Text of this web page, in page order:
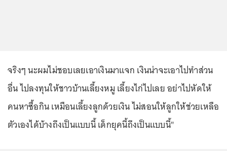
จริงๆ นะผมไม่ชอบเลยเอาเงินมาแจก เงินน่าจะเอาไปทำส่วน
อื่น ไปลงทุนให้ชาวบ้านเลี้ยงหมู เลี้ยงไก่ไปเลย อย่าไปหัดให้
คนหาซื้อกิน เหมือนเลี้ยงลูกด้วยเงิน ไม่สอนให้ลูกให้ช่วยเหลือ
ตัวเองได้บ้างถึงเป็นแบบนี้ เด็กยุคนี้ถึงเป็นแบบนี้"